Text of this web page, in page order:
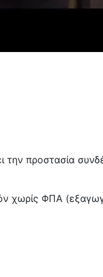
την προστασία
χωρίς ΦΠΑ